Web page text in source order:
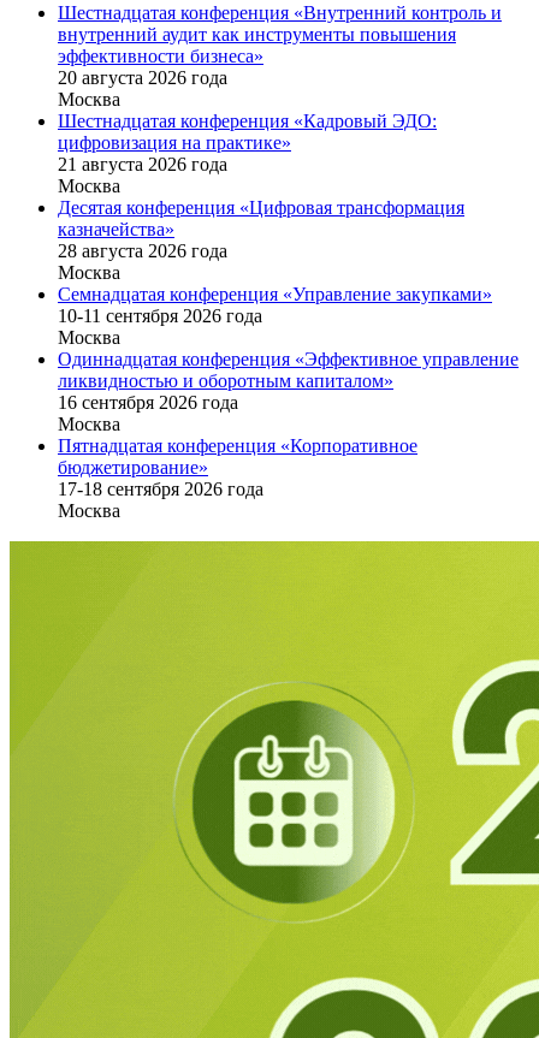
Шестнадцатая конференция «Внутренний контроль и
внутренний аудит как инструменты повышения
эффективности бизнеса»
20 августа 2026 года
Москва
Шестнадцатая конференция «Кадровый ЭДО:
цифровизация на практике»
21 августа 2026 года
Москва
Десятая конференция «Цифровая трансформация
казначейства»
28 августа 2026 года
Москва
Семнадцатая конференция «Управление закупками»
10-11 сентября 2026 года
Москва
Одиннадцатая конференция «Эффективное управление
ликвидностью и оборотным капиталом»
16 cентября 2026 года
Москва
Пятнадцатая конференция «Корпоративное
бюджетирование»
17-18 сентября 2026 года
Москва